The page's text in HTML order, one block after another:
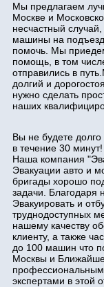
Мы предлагаем
Москве и
несчастный
машины на
помочь. Мы
помощь, в том
отправились в
долгий и
нужно сделать
наших
Вы не будете
в течение 30 минут!
Наша компания
Эвакуации авто и
бригады хорошо
задачи.
Эвакуировать и
труднодоступных
нашему качеству
клиенту, а также
до 100 машин что
Москвы и
экспертами в этой